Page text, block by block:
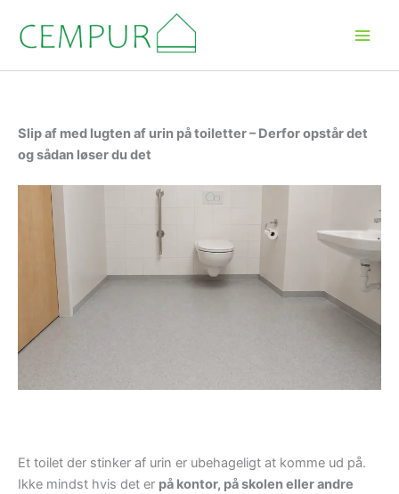
indholdet
Slip af med lugten af urin på toiletter – Derfor opstår det
og sådan løser du det
Et toilet der stinker af urin er ubehageligt at komme ud på.
Ikke mindst hvis det er på kontor, på skolen eller andre